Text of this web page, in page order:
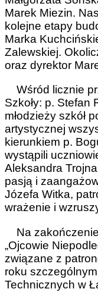
Marek Miezin.
kolejne etapy
Marka
Zalewskiej.
oraz dyrektor
Wśród licznie
Szkoły: p. Stefan
młodzieży szkół
artystycznej
kierunkiem p.
wystąpili
Aleksandra
pasją i
Józefa Witka,
wrażenie i
Na zakończenie
„Ojcowie
związane z
roku
Technicznych w